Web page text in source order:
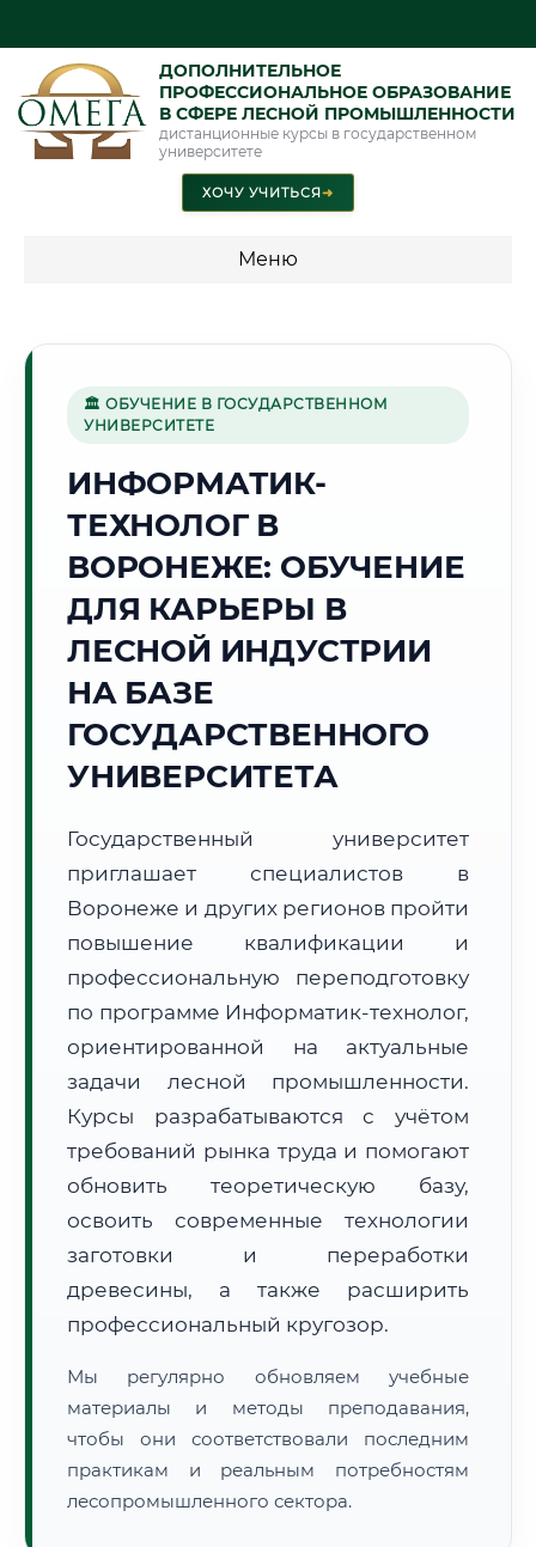
ДОПОЛНИТЕЛЬНОЕ
ПРОФЕССИОНАЛЬНОЕ ОБРАЗОВАНИЕ
В СФЕРЕ ЛЕСНОЙ ПРОМЫШЛЕННОСТИ
дистанционные курсы в государственном
университете
ХОЧУ УЧИТЬСЯ➜
Меню
промышленность"
🏘️
Г. ВОРОНЕЖ
Точное местное время:
00:25:30
Пятница, 7 Августа
2026 г.
🌅 Восход:04:55 🌇 Закат:20:02
Световой день:15 ч. 7 мин.
📍 Региональная справка г. Воронеж
Субъект:
Воронежская область
Тел. код:
+7 (473)
Почтовые индексы:
394000–394999
Часовой пояс:
МСК (UTC+3)
Формат учебы:
Дистанционно
Расчет логистики оригиналов:
• Экспресс-доставка СДЭК / Почтой:4–6 рабочих дней
Нажмите на документ для увеличения и просмотра
🏛 ОБУЧЕНИЕ В ГОСУДАРСТВЕННОМ
УНИВЕРСИТЕТЕ
ИНФОРМАТИК-
ТЕХНОЛОГ В
ВОРОНЕЖЕ: ОБУЧЕНИЕ
ДЛЯ КАРЬЕРЫ В
ЛЕСНОЙ ИНДУСТРИИ
НА БАЗЕ
ГОСУДАРСТВЕННОГО
УНИВЕРСИТЕТА
Государственный университет
приглашает специалистов в
Воронеже и других регионов пройти
повышение квалификации и
профессиональную переподготовку
по программе Информатик-технолог,
ориентированной на актуальные
задачи лесной промышленности.
Курсы разрабатываются с учётом
требований рынка труда и помогают
обновить теоретическую базу,
освоить современные технологии
заготовки и переработки
древесины, а также расширить
профессиональный кругозор.
Мы регулярно обновляем учебные
материалы и методы преподавания,
чтобы они соответствовали последним
практикам и реальным потребностям
лесопромышленного сектора.